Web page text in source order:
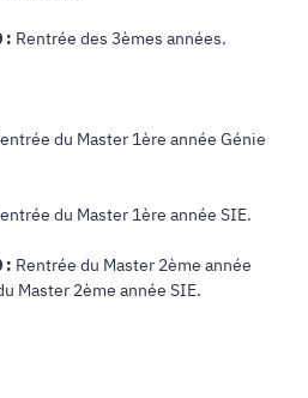
: Rentrée des 3èmes années.
du Master 1ère année Génie
du Master 1ère année SIE.
: Rentrée du Master 2ème année
Master 2ème année SIE.